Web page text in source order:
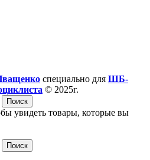
специально для ШБ-
© 2025г.
Поиск
увидеть товары, которые вы
Поиск